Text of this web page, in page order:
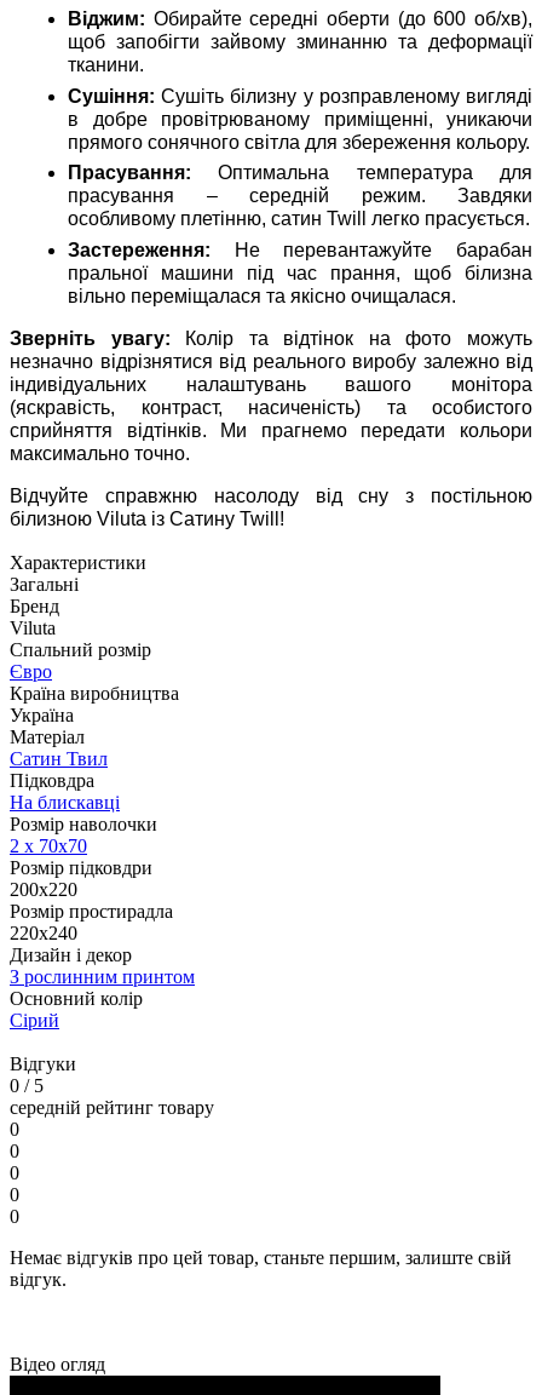
Віджим: Обирайте середні оберти (до 600 об/хв),
щоб запобігти зайвому зминанню та деформації
тканини.
Сушіння: Сушіть білизну у розправленому вигляді
в добре провітрюваному приміщенні, уникаючи
прямого сонячного світла для збереження кольору.
Прасування: Оптимальна температура для
прасування – середній режим. Завдяки
особливому плетінню, сатин Twill легко прасується.
Застереження: Не перевантажуйте барабан
пральної машини під час прання, щоб білизна
вільно переміщалася та якісно очищалася.
Зверніть увагу: Колір та відтінок на фото можуть
незначно відрізнятися від реального виробу залежно від
індивідуальних налаштувань вашого монітора
(яскравість, контраст, насиченість) та особистого
сприйняття відтінків. Ми прагнемо передати кольори
максимально точно.
Відчуйте справжню насолоду від сну з постільною
білизною Viluta із Сатину Twill!
Характеристики
Загальні
Бренд
Viluta
Спальний розмір
Євро
Країна виробництва
Україна
Матеріал
Сатин Твил
Підковдра
На блискавці
Розмір наволочки
2 х 70х70
Розмір підковдри
200х220
Розмір простирадла
220х240
Дизайн і декор
З рослинним принтом
Основний колір
Сірий
Відгуки
0 / 5
середній рейтинг товару
0
0
0
0
0
Немає відгуків про цей товар, станьте першим, залиште свій
відгук.
Відео огляд